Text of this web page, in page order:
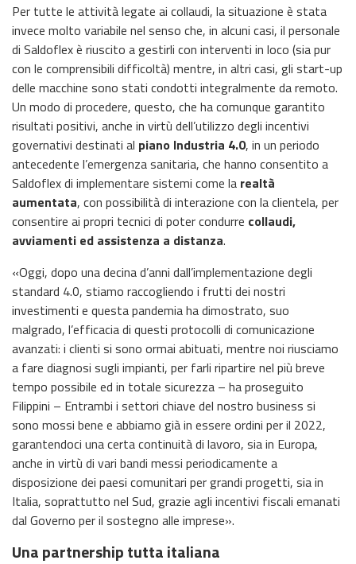
Per tutte le attività legate ai collaudi, la situazione è stata
invece molto variabile nel senso che, in alcuni casi, il personale
di Saldoflex è riuscito a gestirli con interventi in loco (sia pur
con le comprensibili difficoltà) mentre, in altri casi, gli start-up
delle macchine sono stati condotti integralmente da remoto.
Un modo di procedere, questo, che ha comunque garantito
risultati positivi, anche in virtù dell’utilizzo degli incentivi
governativi destinati al piano Industria 4.0, in un periodo
antecedente l’emergenza sanitaria, che hanno consentito a
Saldoflex di implementare sistemi come la realtà
aumentata, con possibilità di interazione con la clientela, per
consentire ai propri tecnici di poter condurre collaudi,
avviamenti ed assistenza a distanza.
«Oggi, dopo una decina d’anni dall’implementazione degli
standard 4.0, stiamo raccogliendo i frutti dei nostri
investimenti e questa pandemia ha dimostrato, suo
malgrado, l’efficacia di questi protocolli di comunicazione
avanzati: i clienti si sono ormai abituati, mentre noi riusciamo
a fare diagnosi sugli impianti, per farli ripartire nel più breve
tempo possibile ed in totale sicurezza – ha proseguito
Filippini – Entrambi i settori chiave del nostro business si
sono mossi bene e abbiamo già in essere ordini per il 2022,
garantendoci una certa continuità di lavoro, sia in Europa,
anche in virtù di vari bandi messi periodicamente a
disposizione dei paesi comunitari per grandi progetti, sia in
Italia, soprattutto nel Sud, grazie agli incentivi fiscali emanati
dal Governo per il sostegno alle imprese».
Una partnership tutta italiana